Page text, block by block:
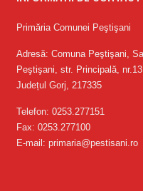
Primăria Comunei Peştişani
Adresă: Comuna Peştişani,
Peştişani, str. Principală,
Județul Gorj, 217335
Telefon: 0253.277151
Fax: 0253.277100
E-mail: primaria@pestisani.ro